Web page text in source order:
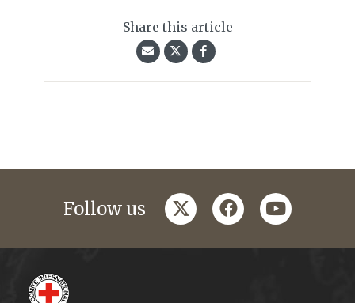
Share this article
Follow us twitterfacebookyoutube